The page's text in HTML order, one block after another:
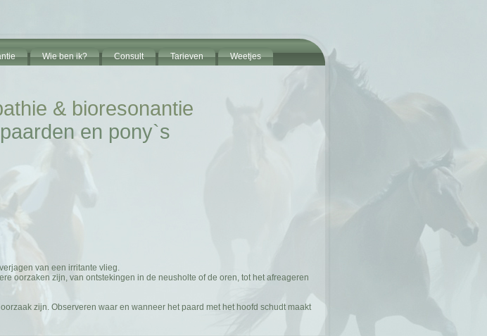
Wie ben ik? Consult Tarieven Weetjes
& bioresonantie
en pony`s
van een irritante vlieg.
oorzaken zijn, van ontstekingen in de neusholte of de oren, tot het afreageren
zijn. Observeren waar en wanneer het paard met het hoofd schudt maakt